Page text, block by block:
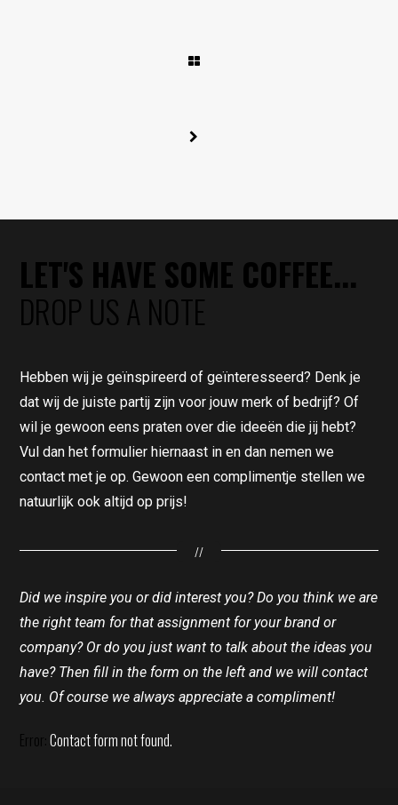
LET'S HAVE SOME COFFEE...
DROP US A NOTE
Hebben wij je geïnspireerd of geïnteresseerd? Denk je
dat wij de juiste partij zijn voor jouw merk of bedrijf? Of
wil je gewoon eens praten over die ideeën die jij hebt?
Vul dan het formulier hiernaast in en dan nemen we
contact met je op. Gewoon een complimentje stellen we
natuurlijk ook altijd op prijs!
//
Did we inspire you or did interest you? Do you think we are
the right team for that assignment for your brand or
company? Or do you just want to talk about the ideas you
have? Then fill in the form on the left and we will contact
you. Of course we always appreciate a compliment!
Error:Contact form not found.